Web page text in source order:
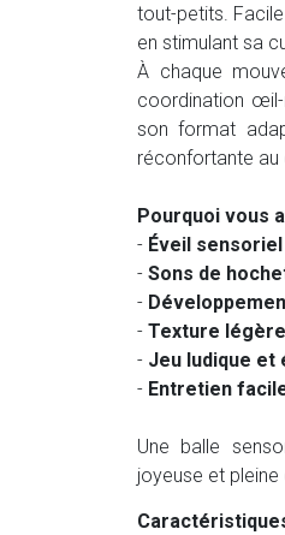
tout-petits.
en stimulant sa
À chaque
coordination
son format
réconfortante au
Pourquoi vous
- Éveil sensoriel
- Sons de
-
- Texture
- Jeu ludique et
- Entretien
Une balle
joyeuse et pleine